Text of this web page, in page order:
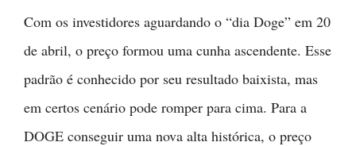
Com os investidores aguardando o “dia Doge” em 20
de abril, o preço formou uma cunha ascendente. Esse
padrão é conhecido por seu resultado baixista, mas
em certos cenário pode romper para cima. Para a
DOGE conseguir uma nova alta histórica, o preço